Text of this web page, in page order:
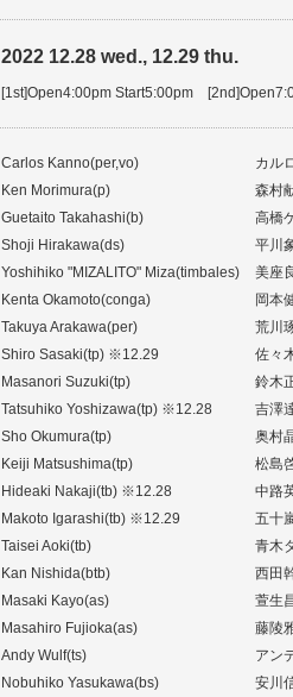
2022 12.28 wed., 12.29 thu.
[1st]Open4:00pm Start5:00pm
Carlos Kanno(per,vo)
カル
Ken Morimura(p)
森村
Guetaito Takahashi(b)
高橋
Shoji Hirakawa(ds)
平川
Yoshihiko "MIZALITO" Miza(timbales)
美座
Kenta Okamoto(conga)
岡本
Takuya Arakawa(per)
荒川
Shiro Sasaki(tp) ※12.29
佐々
Masanori Suzuki(tp)
鈴木
Tatsuhiko Yoshizawa(tp) ※12.28
吉澤
Sho Okumura(tp)
奥村
Keiji Matsushima(tp)
松島
Hideaki Nakaji(tb) ※12.28
中路
Makoto Igarashi(tb) ※12.29
五十
Taisei Aoki(tb)
青木
Kan Nishida(btb)
西田
Masaki Kayo(as)
萱生
Masahiro Fujioka(as)
藤陵
Andy Wulf(ts)
アン
Nobuhiko Yasukawa(bs)
安川